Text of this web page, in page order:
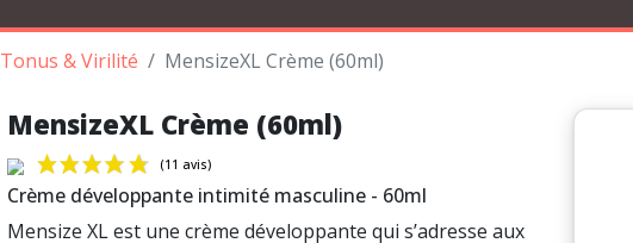
Tonus & Virilité MensizeXL Crème (60ml)
MensizeXL Crème (60ml)
Crème développante intimité masculine - 60ml
Mensize XL est une crème développante qui s’adresse aux